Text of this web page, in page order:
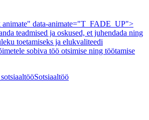
data-animate="T_FADE_UP">
teadmised ja oskused, et juhendada ning
toetamiseks ja elukvaliteedi
sobiva töö otsimise ning töötamise
Sotsiaaltöö